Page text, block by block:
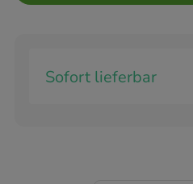
Sofort lieferbar